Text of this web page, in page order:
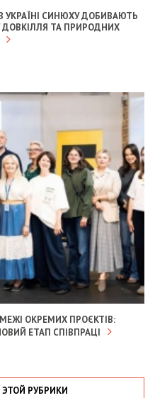
УКРАЇНІ СИНЮХУ ДОБИВАЮТЬ
ТА ПРИРОДНИХ
ОКРЕМИХ ПРОЄКТІВ:
ЕТАП СПІВПРАЦІ
РУБРИКИ